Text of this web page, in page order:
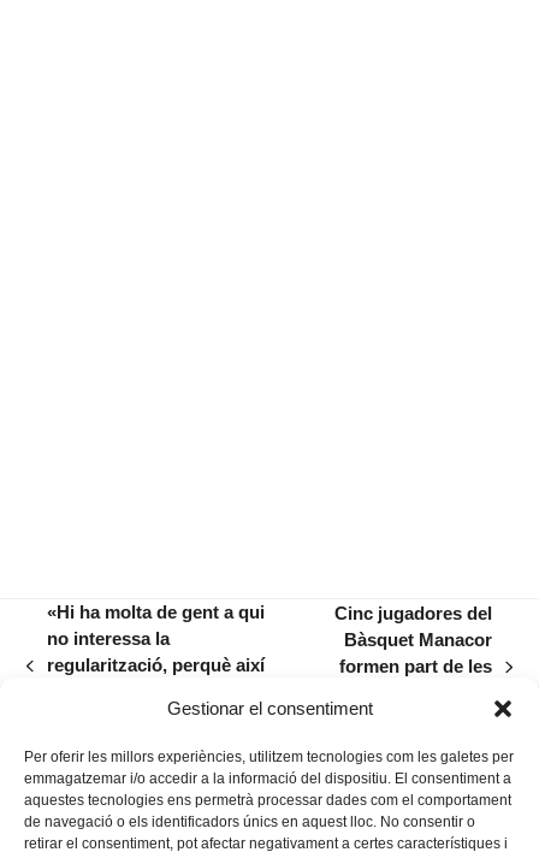
Gestionar el consentiment
Per oferir les millors experiències, utilitzem tecnologies com les galetes per
emmagatzemar i/o accedir a la informació del dispositiu. El consentiment a
aquestes tecnologies ens permetrà processar dades com el comportament
de navegació o els identificadors únics en aquest lloc. No consentir o
retirar el consentiment, pot afectar negativament a certes característiques i
previous
«Hi ha molta de gent a qui
no interessa la
regularització, perquè així
post:
Cinc jugadores del
Bàsquet Manacor
formen part de les